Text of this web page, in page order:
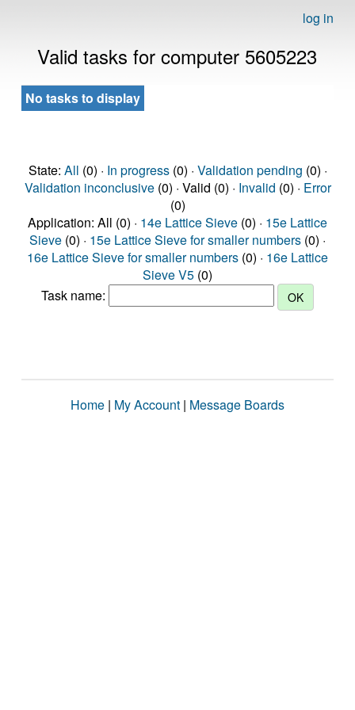
log in
Valid tasks for computer 5605223
No tasks to display
State: All (0) · In progress(0) · Validation pending (0) ·
Validation inconclusive(0) · Valid (0) · Invalid (0) · Error
(0)
Application: All (0) · 14e Lattice Sieve (0) · 15e Lattice
Sieve (0) · 15e Lattice Sieve for smaller numbers (0) ·
16e Lattice Sieve for smaller numbers (0) · 16e Lattice
Sieve V5 (0)
Task name:
Home | My Account | Message Boards